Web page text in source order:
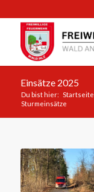
Einsätze 2025
Du bist hier: Startseite
Sturmeinsätze